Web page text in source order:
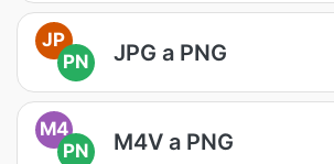
JP
PN
JPG a PNG
M4
PN
M4V a PNG